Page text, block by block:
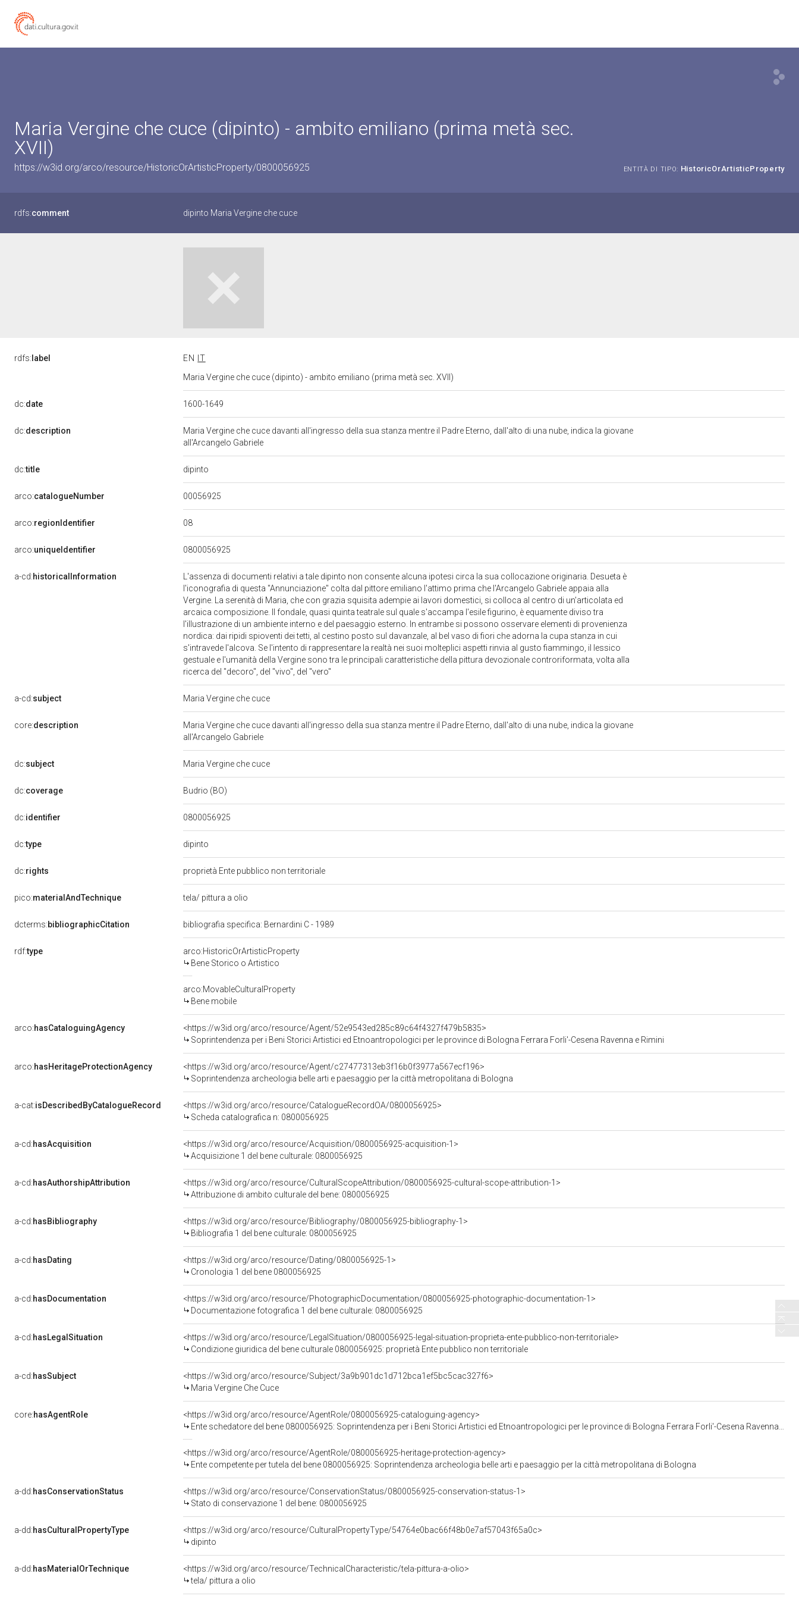
Maria Vergine che cuce (dipinto) - ambito emiliano (prima metà sec.
XVII)
https://w3id.org/arco/resource/HistoricOrArtisticProperty/0800056925 ENTITÀ DI TIPO: HistoricOrArtisticProperty
rdfs:comment dipinto Maria Vergine che cuce
rdfs: label EN
IT
Maria Vergine che cuce (dipinto) - ambito emiliano (prima metà sec. XVII)
dc:date 1600-1649
dc:description
Maria Vergine che cuce davanti all'ingresso della sua stanza mentre il Padre Eterno, dall'alto di una nube, indica la giovane
all'Arcangelo Gabriele
dc:title dipinto
arco:catalogueNumber 00056925
arco:regionIdentifier 08
arco:uniqueIdentifier 0800056925
a-cd:historicalInformation
L'assenza di documenti relativi a tale dipinto non consente alcuna ipotesi circa la sua collocazione originaria. Desueta è
l'iconografia di questa "Annunciazione" colta dal pittore emiliano l'attimo prima che l'Arcangelo Gabriele appaia alla
Vergine. La serenità di Maria, che con grazia squisita adempie ai lavori domestici, si colloca al centro di un'articolata ed
arcaica composizione. Il fondale, quasi quinta teatrale sul quale s'accampa l'esile figurino, è equamente diviso tra
l'illustrazione di un ambiente interno e del paesaggio esterno. In entrambe si possono osservare elementi di provenienza
nordica: dai ripidi spioventi dei tetti, al cestino posto sul davanzale, al bel vaso di fiori che adorna la cupa stanza in cui
s'intravede l'alcova. Se l'intento di rappresentare la realtà nei suoi molteplici aspetti rinvia al gusto fiammingo, il lessico
gestuale e l'umanità della Vergine sono tra le principali caratteristiche della pittura devozionale controriformata, volta alla
ricerca del "decoro", del "vivo", del "vero"
a-cd:subject Maria Vergine che cuce
core:description
Maria Vergine che cuce davanti all'ingresso della sua stanza mentre il Padre Eterno, dall'alto di una nube, indica la giovane
all'Arcangelo Gabriele
dc:subject Maria Vergine che cuce
dc:coverage Budrio (BO)
dc:identifier 0800056925
dc:type dipinto
dc:rights proprietà Ente pubblico non territoriale
pico:materialAndTechnique tela/ pittura a olio
dcterms:bibliographicCitation bibliografia specifica: Bernardini C - 1989
rdf:type
arco:HistoricOrArtisticProperty
Bene Storico o Artistico
arco:MovableCulturalProperty
Bene mobile
arco:hasCataloguingAgency
<https://w3id.org/arco/resource/Agent/52e9543ed285c89c64f4327f479b5835>
Soprintendenza per i Beni Storici Artistici ed Etnoantropologici per le province di Bologna Ferrara Forli'-Cesena Ravenna e Rimini
arco:hasHeritageProtectionAgency
<https://w3id.org/arco/resource/Agent/c27477313eb3f16b0f3977a567ecf196>
Soprintendenza archeologia belle arti e paesaggio per la città metropolitana di Bologna
a-cat:isDescribedByCatalogueRecord
<https://w3id.org/arco/resource/CatalogueRecordOA/0800056925>
Scheda catalografica n: 0800056925
a-cd:hasAcquisition
<https://w3id.org/arco/resource/Acquisition/0800056925-acquisition-1>
Acquisizione 1 del bene culturale: 0800056925
a-cd:hasAuthorshipAttribution
<https://w3id.org/arco/resource/CulturalScopeAttribution/0800056925-cultural-scope-attribution-1>
Attribuzione di ambito culturale del bene: 0800056925
a-cd:hasBibliography
<https://w3id.org/arco/resource/Bibliography/0800056925-bibliography-1>
Bibliografia 1 del bene culturale: 0800056925
a-cd:hasDating
<https://w3id.org/arco/resource/Dating/0800056925-1>
Cronologia 1 del bene 0800056925
a-cd:hasDocumentation
<https://w3id.org/arco/resource/PhotographicDocumentation/0800056925-photographic-documentation-1>
Documentazione fotografica 1 del bene culturale: 0800056925
a-cd:hasLegalSituation
<https://w3id.org/arco/resource/LegalSituation/0800056925-legal-situation-proprieta-ente-pubblico-non-territoriale>
Condizione giuridica del bene culturale 0800056925: proprietà Ente pubblico non territoriale
a-cd:hasSubject
<https://w3id.org/arco/resource/Subject/3a9b901dc1d712bca1ef5bc5cac327f6>
Maria Vergine Che Cuce
core:hasAgentRole
<https://w3id.org/arco/resource/AgentRole/0800056925-cataloguing-agency>
Ente schedatore del bene 0800056925: Soprintendenza per i Beni Storici Artistici ed Etnoantropologici per le province di Bologna Ferrara Forli'-Cesena Ravenna e Rimini
<https://w3id.org/arco/resource/AgentRole/0800056925-heritage-protection-agency>
Ente competente per tutela del bene 0800056925: Soprintendenza archeologia belle arti e paesaggio per la città metropolitana di Bologna
a-dd:hasConservationStatus
<https://w3id.org/arco/resource/ConservationStatus/0800056925-conservation-status-1>
Stato di conservazione 1 del bene: 0800056925
a-dd:hasCulturalPropertyType
<https://w3id.org/arco/resource/CulturalPropertyType/54764e0bac66f48b0e7af57043f65a0c>
dipinto
a-dd:hasMaterialOrTechnique
<https://w3id.org/arco/resource/TechnicalCharacteristic/tela-pittura-a-olio>
tela/ pittura a olio